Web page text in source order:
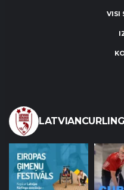
VISI
LATVIANCURLING